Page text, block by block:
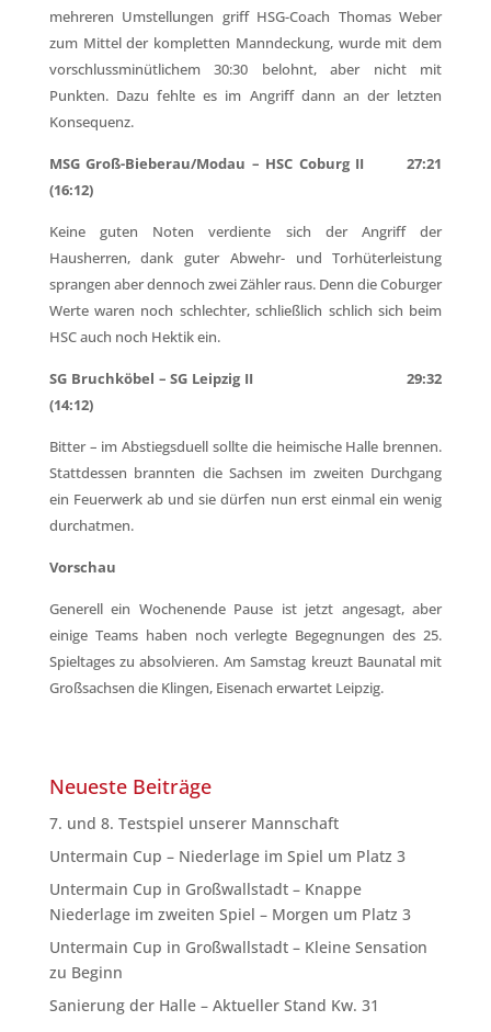
mehreren Umstellungen griff HSG-Coach Thomas Weber
zum Mittel der kompletten Manndeckung, wurde mit dem
vorschlussminütlichem 30:30 belohnt, aber nicht mit
Punkten. Dazu fehlte es im Angriff dann an der letzten
Konsequenz.
MSG Groß-Bieberau/Modau – HSC Coburg II 27:21
(16:12)
Keine guten Noten verdiente sich der Angriff der
Hausherren, dank guter Abwehr- und Torhüterleistung
sprangen aber dennoch zwei Zähler raus. Denn die Coburger
Werte waren noch schlechter, schließlich schlich sich beim
HSC auch noch Hektik ein.
SG Bruchköbel – SG Leipzig II 29:32
(14:12)
Bitter – im Abstiegsduell sollte die heimische Halle brennen.
Stattdessen brannten die Sachsen im zweiten Durchgang
ein Feuerwerk ab und sie dürfen nun erst einmal ein wenig
durchatmen.
Vorschau
Generell ein Wochenende Pause ist jetzt angesagt, aber
einige Teams haben noch verlegte Begegnungen des 25.
Spieltages zu absolvieren. Am Samstag kreuzt Baunatal mit
Großsachsen die Klingen, Eisenach erwartet Leipzig.
Neueste Beiträge
7. und 8. Testspiel unserer Mannschaft
Untermain Cup – Niederlage im Spiel um Platz 3
Untermain Cup in Großwallstadt – Knappe
Niederlage im zweiten Spiel – Morgen um Platz 3
Untermain Cup in Großwallstadt – Kleine Sensation
zu Beginn
Sanierung der Halle – Aktueller Stand Kw. 31